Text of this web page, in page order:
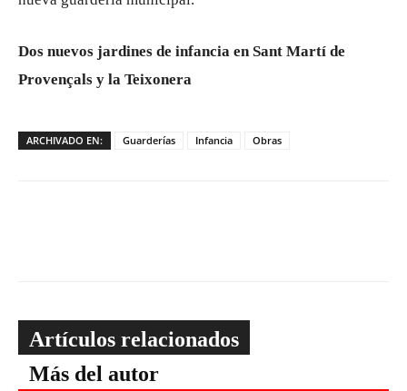
Dos nuevos jardines de infancia en Sant Martí de
Provençals y la Teixonera
ARCHIVADO EN: Guarderías Infancia Obras
Artículos relacionados
Más del autor